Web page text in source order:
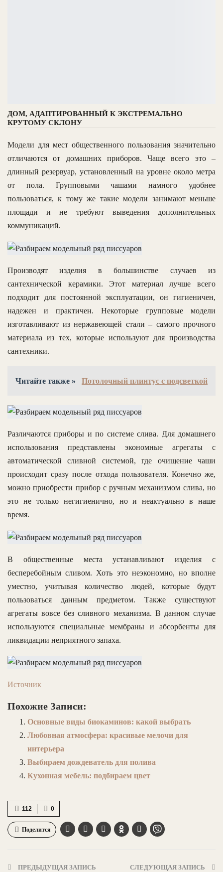
ДОМ, АДАПТИРОВАННЫЙ К ЭКСТРЕМАЛЬНО
КРУТОМУ СКЛОНУ
Модели для мест общественного пользования значительно
отличаются от домашних приборов. Чаще всего это –
длинный резервуар, установленный на уровне около метра
от пола. Групповыми чашами намного удобнее
пользоваться, к тому же такие модели занимают меньше
площади и не требуют выведения дополнительных
коммуникаций.
Производят изделия в большинстве случаев из
сантехнической керамики. Этот материал лучше всего
подходит для постоянной эксплуатации, он гигиеничен,
надежен и практичен. Некоторые групповые модели
изготавливают из нержавеющей стали – самого прочного
материала из тех, которые используют для производства
сантехники.
Читайте также » Потолочный плинтус с подсветкой
Различаются приборы и по системе слива. Для домашнего
использования представлены экономные агрегаты с
автоматической сливной системой, где очищение чаши
происходит сразу после отхода пользователя. Конечно же,
можно приобрести прибор с ручным механизмом слива, но
это не только негигиенично, но и неактуально в наше
время.
В общественные места устанавливают изделия с
бесперебойным сливом. Хоть это неэкономно, но вполне
уместно, учитывая количество людей, которые будут
пользоваться данным предметом. Также существуют
агрегаты вовсе без сливного механизма. В данном случае
используются специальные мембраны и абсорбенты для
ликвидации неприятного запаха.
Источник
Похожие Записи:
Основные виды биокаминов: какой выбрать
Любовная атмосфера: красивые мелочи для
интерьера
Выбираем дождеватель для полива
Кухонная мебель: подбираем цвет
0
112
Поделится
ПРЕДЫДУЩАЯ ЗАПИСЬ СЛЕДУЮЩАЯ ЗАПИСЬ